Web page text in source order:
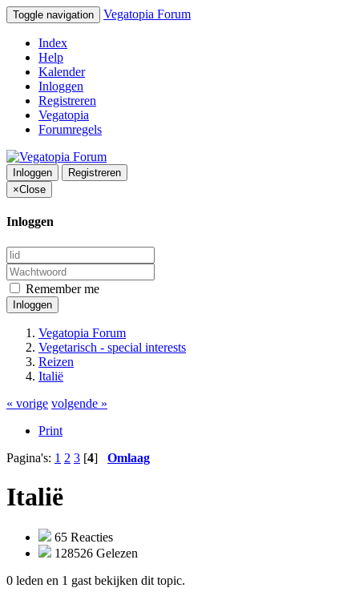
Toggle navigation Vegatopia Forum
Index
Help
Kalender
Inloggen
Registreren
Vegatopia
Forumregels
Inloggen
Registreren
×Close
Inloggen
Remember me
Inloggen
Vegatopia Forum
Vegetarisch - special interests
Reizen
Italië
« vorige volgende »
Print
Pagina's: 1 2 3 [4] Omlaag
Italië
65 Reacties
128526 Gelezen
0 leden en 1 gast bekijken dit topic.